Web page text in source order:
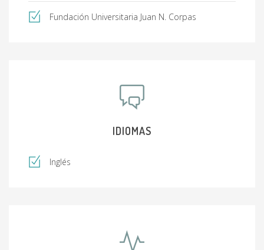
Fundación Universitaria Juan N. Corpas
IDIOMAS
Inglés